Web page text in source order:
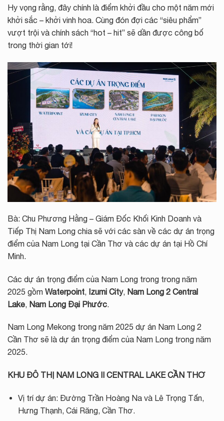
Hy vọng rằng, đây chính là điểm khởi đầu cho một năm mới
khởi sắc – khởi vinh hoa. Cùng đón đợi các “siêu phẩm”
vượt trội và chính sách “hot – hit” sẽ dần được công bố
trong thời gian tới!
Bà: Chu Phương Hằng – Giám Đốc Khối Kinh Doanh và
Tiếp Thị Nam Long chia sẽ với các sàn về các dự án trọng
điểm của Nam Long tại Cần Thơ và các dự án tại Hồ Chí
Minh.
Các dự án trọng điểm của Nam Long trong trong năm
2025 gồm Waterpoint Izumi City, Nam Long 2 Central
Lake Nam Long Đại Phước
Nam Long Mekong trong năm 2025 dự án Nam Long 2
Cần Thơ sẽ là dự án trọng điểm của Nam Long trong năm
2025.
KHU ĐÔ THỊ NAM LONG II CENTRAL LAKE CẦN THƠ
Vị trí dự án: Đường Trần Hoàng Na và Lê Trọng Tấn,
Hưng Thạnh, Cái Răng, Cần Thơ.